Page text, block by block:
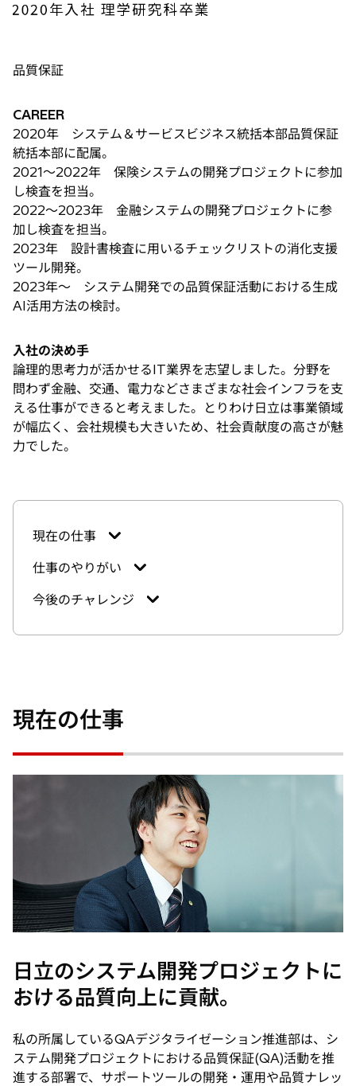
品質保証
CAREER
2020年 システム＆サービスビジネス統括本部品質保証
統括本部に配属。
2021～2022年 保険システムの開発プロジェクトに参加
し検査を担当。
2022～2023年 金融システムの開発プロジェクトに参
加し検査を担当。
2023年 設計書検査に用いるチェックリストの消化支援
ツール開発。
2023年～ システム開発での品質保証活動における生成
AI活用方法の検討。
入社の決め手
論理的思考力が活かせるIT業界を志望しました。分野を
問わず金融、交通、電力などさまざまな社会インフラを支
える仕事ができると考えました。とりわけ日立は事業領域
が幅広く、会社規模も大きいため、社会貢献度の高さが魅
力でした。
現在の仕事
仕事のやりがい
今後のチャレンジ
現在の仕事
日立のシステム開発プロジェクトに
おける品質向上に貢献。
私の所属しているQAデジタライゼーション推進部は、シ
ステム開発プロジェクトにおける品質保証(QA)活動を推
進する部署で、サポートツールの開発・運用や品質ナレッ